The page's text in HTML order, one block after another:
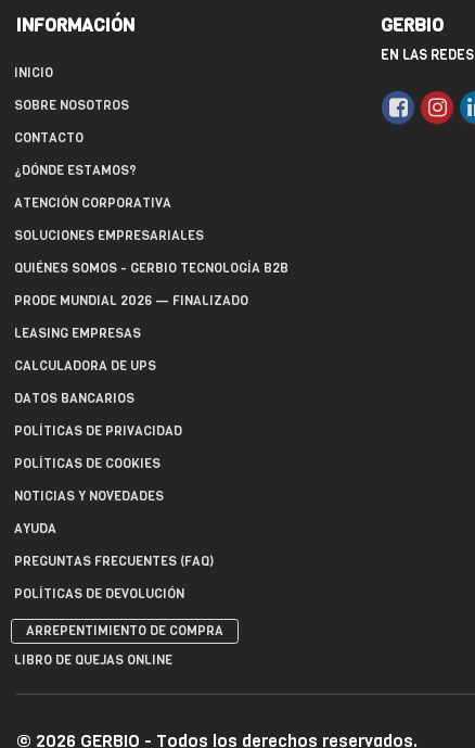
INFORMACIÓN
INICIO
SOBRE NOSOTROS
CONTACTO
¿DÓNDE ESTAMOS?
ATENCIÓN CORPORATIVA
SOLUCIONES EMPRESARIALES
QUIÉNES SOMOS - GERBIO TECNOLOGÍA B2B
PRODE MUNDIAL 2026 — FINALIZADO
LEASING EMPRESAS
CALCULADORA DE UPS
DATOS BANCARIOS
POLÍTICAS DE PRIVACIDAD
POLÍTICAS DE COOKIES
NOTICIAS Y NOVEDADES
AYUDA
PREGUNTAS FRECUENTES (FAQ)
POLÍTICAS DE DEVOLUCIÓN
ARREPENTIMIENTO DE COMPRA
LIBRO DE QUEJAS ONLINE
GERBIO
EN LAS REDES
© 2026 GERBIO - Todos los derechos reservados.